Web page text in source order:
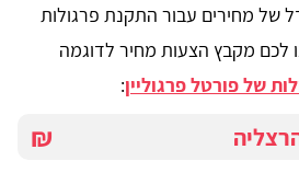
של מחירים עבור התקנת פרגולות
לכם מקבץ הצעות מחיר לדוגמה
של פורטל פרגוליין:
₪